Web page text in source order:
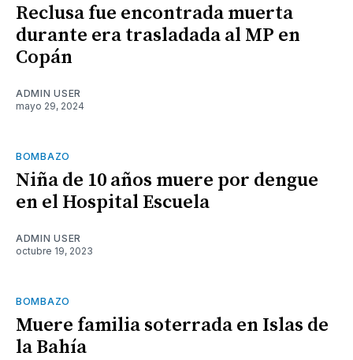
Reclusa fue encontrada muerta
durante era trasladada al MP en
Copán
ADMIN USER
mayo 29, 2024
BOMBAZO
Niña de 10 años muere por dengue
en el Hospital Escuela
ADMIN USER
octubre 19, 2023
BOMBAZO
Muere familia soterrada en Islas de
la Bahía